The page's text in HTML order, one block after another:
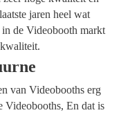
jaren heel wat
in de Videobooth markt
van Videobooths erg
Videobooths, En dat is